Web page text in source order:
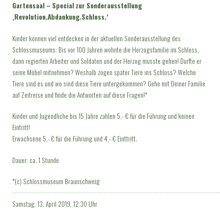
Gartensaal – Special zur Sonderausstellung
‚Revolution.Abdankung.Schloss.‘
Kinder können viel entdecken in der aktuellen Sonderausstellung des
Schlossmuseums: Bis vor 100 Jahren wohnte die Herzogsfamilie im Schloss,
dann regierten Arbeiter und Soldaten und der Herzog musste gehen! Durfte er
seine Möbel mitnehmen? Weshalb zogen später Tiere ins Schloss? Welche
Tiere sind es und wo sind diese Tiere untergekommen? Gehe mit Deiner Familie
auf Zeitreise und finde die Antworten auf diese Fragen!*
Kinder und Jugendliche bis 15 Jahre zahlen 5,- € für die Führung und keinen
Eintritt!
Erwachsene 5,- € für die Führung und 4,- € Einttritt.
Dauer: ca. 1 Stunde
*(c) Schlossmuseum Braunschweig
Samstag, 13. April 2019, 12:30 Uhr